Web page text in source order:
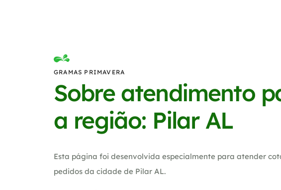
GRAMAS PRIMAVERA
Sobre atendimento
a região: Pilar AL
Esta página foi desenvolvida especialmente para atender
pedidos da cidade de Pilar AL.